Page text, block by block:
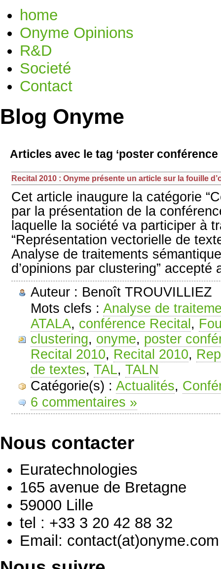
home
Onyme Opinions
R&D
Societé
Contact
Blog Onyme
Articles avec le tag ‘poster conférence
Recital 2010 : Onyme présente un article sur la fouille
Cet article inaugure la catégorie
par la présentation de la
laquelle la société va participer à
“Représentation vectorielle de
Analyse de traitements
d’opinions par clustering” accepté
Auteur : Benoît TROUVILLIEZ
Mots clefs : Analyse de
ATALA, conférence Recital ,
clustering, onyme, poster
Recital 2010, Recital 2010,
de textes, TAL, TALN
Catégorie(s) : Actualités,
6 commentaires »
Nous contacter
Euratechnologies
165 avenue de Bretagne
59000 Lille
tel : +33 3 20 42 88 32
Email: contact(at)onyme.com